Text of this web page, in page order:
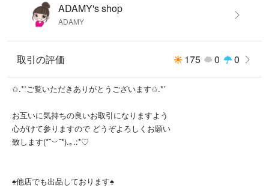
ADAMY's shop
ADAMY
取引の評価 175 0 0
✩.*˚ご覧いただきありがとうございます✩.*˚
お互いに気持ちの良いお取引になりますよう
心がけて参りますので どうぞよろしくお願い
致します(*˘︶˘*).｡.:*♡
♠他店でも出品しております♠